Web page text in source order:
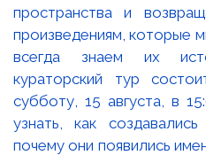
пространства и
произведениям, которые
всегда знаем их
кураторский тур
субботу, 15 августа, в
узнать, как
почему они появились